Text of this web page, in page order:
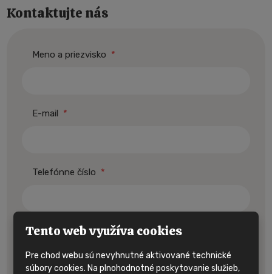
Kontaktujte nás
Meno a priezvisko *
E-mail *
Telefónne číslo *
Text správy
Tento web využíva cookies
Pre chod webu sú nevyhnutné aktivované technické
súbory cookies. Na plnohodnotné poskytovanie služieb,